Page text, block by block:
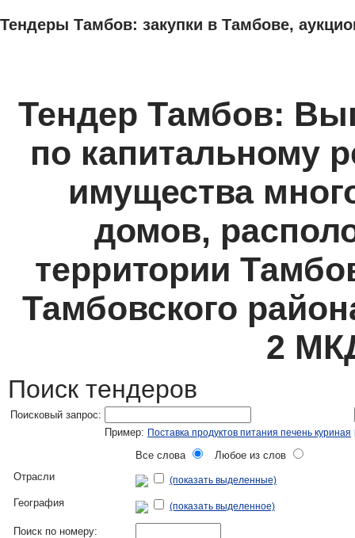
Тендеры Тамбов: закупки в Тамбове,
Тендер Тамбов:
по капитальному
имущества
домов,
территории
Тамбовского
2
Поиск тендеров
Поисковый запрос:
Пример: Поставка продуктов питания печень куриная
Все слова
Любое из слов
Отрасли
(показать выделенные)
География (показать выделенное)
Поиск по номеру: